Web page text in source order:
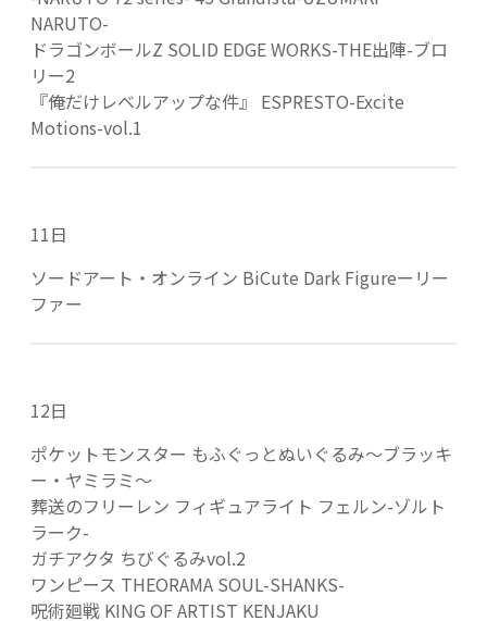
NARUTO-
ドラゴンボールZ SOLID EDGE WORKS-THE出陣-ブロ
リー2
『俺だけレベルアップな件』 ESPRESTO-Excite
Motions-vol.1
11日
ソードアート・オンライン BiCute Dark Figureーリー
ファー
12日
ポケットモンスター もふぐっとぬいぐるみ～ブラッキ
ー・ヤミラミ～
葬送のフリーレン フィギュアライト フェルン-ゾルト
ラーク-
ガチアクタ ちびぐるみvol.2
ワンピース THEORAMA SOUL-SHANKS-
呪術廻戦 KING OF ARTIST KENJAKU